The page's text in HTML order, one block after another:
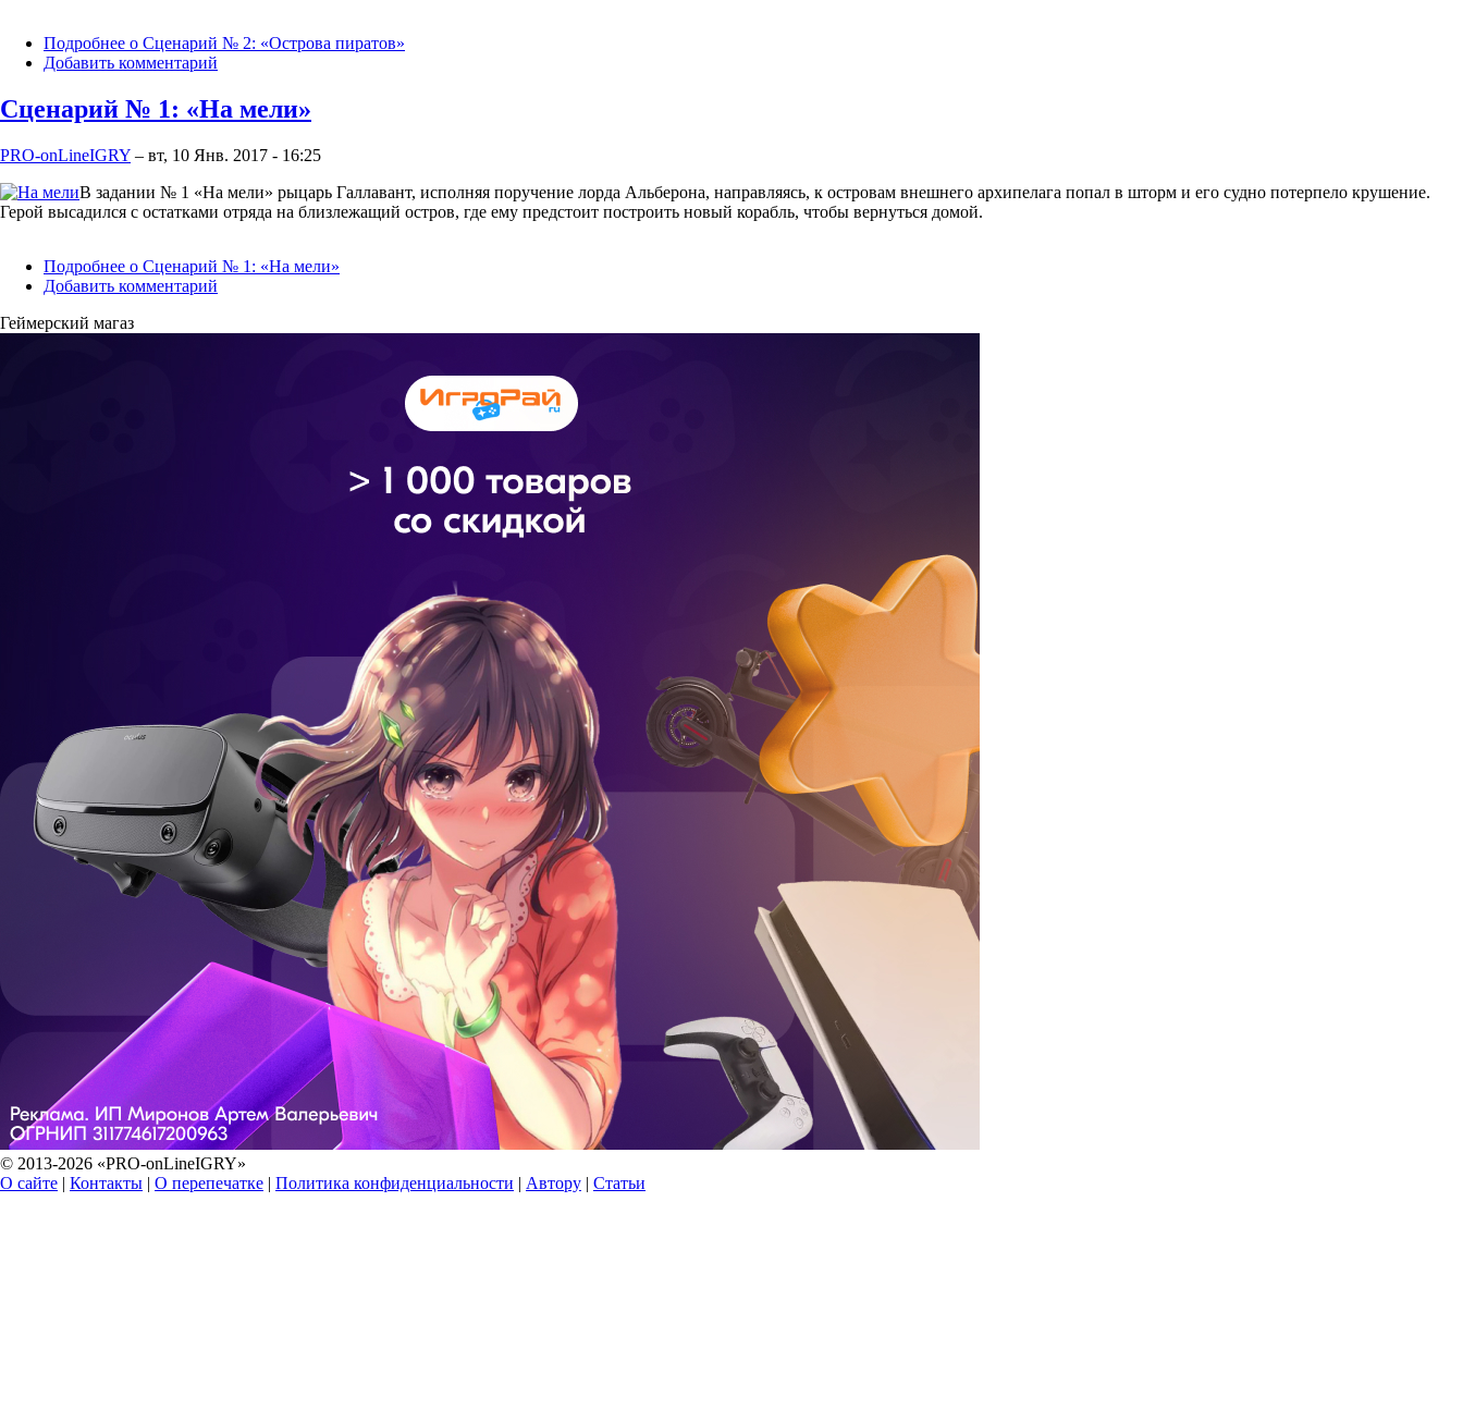
Подробнее о Сценарий № 2: «Острова пиратов»
Добавить комментарий
Сценарий № 1: «На мели»
PRO-onLineIGRY – вт, 10 Янв. 2017 - 16:25
В задании № 1 «На мели» рыцарь Галлавант, исполняя поручение лорда Альберона, направляясь, к островам внешнего архипелага попал в шторм и его судно потерпело крушение.
Герой высадился с остатками отряда на близлежащий остров, где ему предстоит построить новый корабль, чтобы вернуться домой.
Подробнее о Сценарий № 1: «На мели»
Добавить комментарий
Геймерский магаз
© 2013-2026 «PRO-onLineIGRY»
О сайте | Контакты | О перепечатке | Политика конфиденциальности | Автору | Статьи